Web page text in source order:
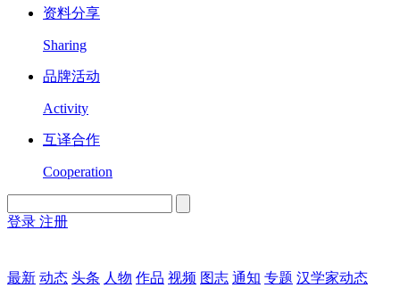
资料分享
Sharing
品牌活动
Activity
互译合作
Cooperation
登录 注册
最新 动态 头条 人物 作品 视频 图志 通知 专题 汉学家动态